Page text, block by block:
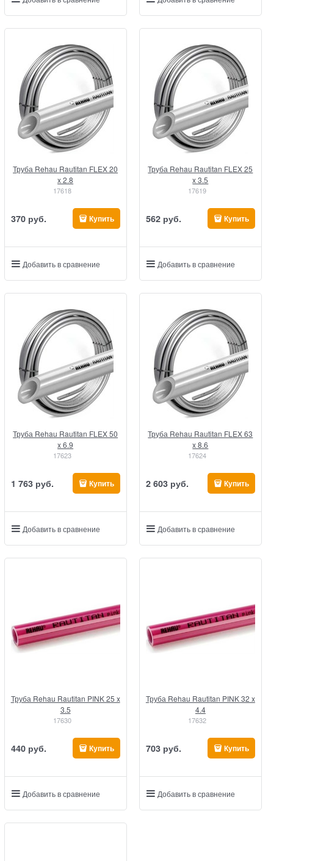
Труба Rehau Rautitan FLEX 20
x 2.8
17618
370 руб. Купить
Добавить в сравнение
Труба Rehau Rautitan FLEX 25
x 3.5
17619
562 руб. Купить
Добавить в сравнение
Труба Rehau Rautitan FLEX 50
x 6.9
17623
1 763 руб. Купить
Добавить в сравнение
Труба Rehau Rautitan FLEX 63
x 8.6
17624
2 603 руб. Купить
Добавить в сравнение
Труба Rehau Rautitan PINK 25 x
3.5
17630
440 руб. Купить
Добавить в сравнение
Труба Rehau Rautitan PINK 32 x
4.4
17632
703 руб. Купить
Добавить в сравнение